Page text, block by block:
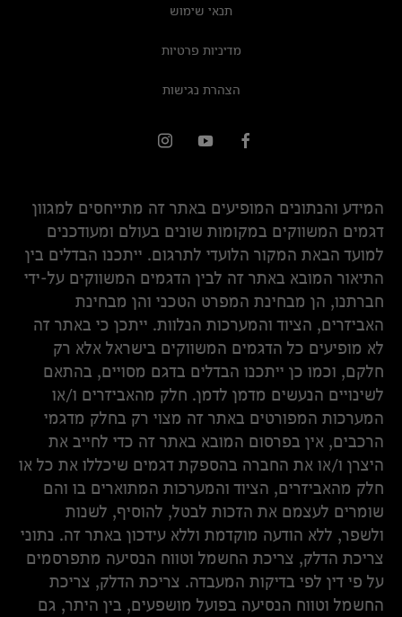
תנאי שימוש
מדיניות פרטיות
הצהרת נגישות
המידע והנתונים המופיעים באתר זה מתייחסים למגוון
דגמים המשווקים במקומות שונים בעולם ומעודכנים
למועד הבאת המקור הלועדי לתרגום. ייתכנו הבדלים בין
התיאור המובא באתר זה לבין הדגמים המשווקים על-ידי
חברתנו, הן מבחינת המפרט הטכני והן מבחינת
האביזרים, הציוד והמערכות הנלוות. ייתכן כי באתר זה
לא מופיעים כל הדגמים המשווקים בישראל אלא רק
חלקם, וכמו כן ייתכנו הבדלים בדגם מסויים, בהתאם
לשינויים הנעשים מדמן לדמן. חלק מהאביזרים ו/או
המערכות המפורטים באתר זה מצוי רק בחלק מדגמי
הרכבים, אין בפרסום המובא באתר זה כדי לחייב את
היצרן ו/או את החברה בהספקת דגמים שיכללו את כל או
חלק מהאביזרים, הציוד והמערכות המתוארים בו והם
שומרים לעצמם את הזכות לבטל, להוסיף, לשנות
ולשפר, ללא הודעה מוקדמת וללא עידכון באתר זה. נתוני
צריכת הדלק, צריכת החשמל וטווח הנסיעה מתפרסמים
על פי דין לפי בדיקות המעבדה. צריכת הדלק, צריכת
החשמל וטווח הנסיעה בפועל מושפעים, בין היתר, גם